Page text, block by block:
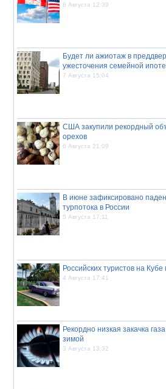
8 Августа 12:39
Будет ли ажиотаж в
ужесточения семейной
7 Августа 15:04
США закупили рекордный
орехов
6 Августа 21:09
В июне зафиксировано
турпотока в России
5 Августа 17:11
Российских туристов на
4 Августа 17:41
Рекордно низкая закачка
зимой
3 Августа 13:32